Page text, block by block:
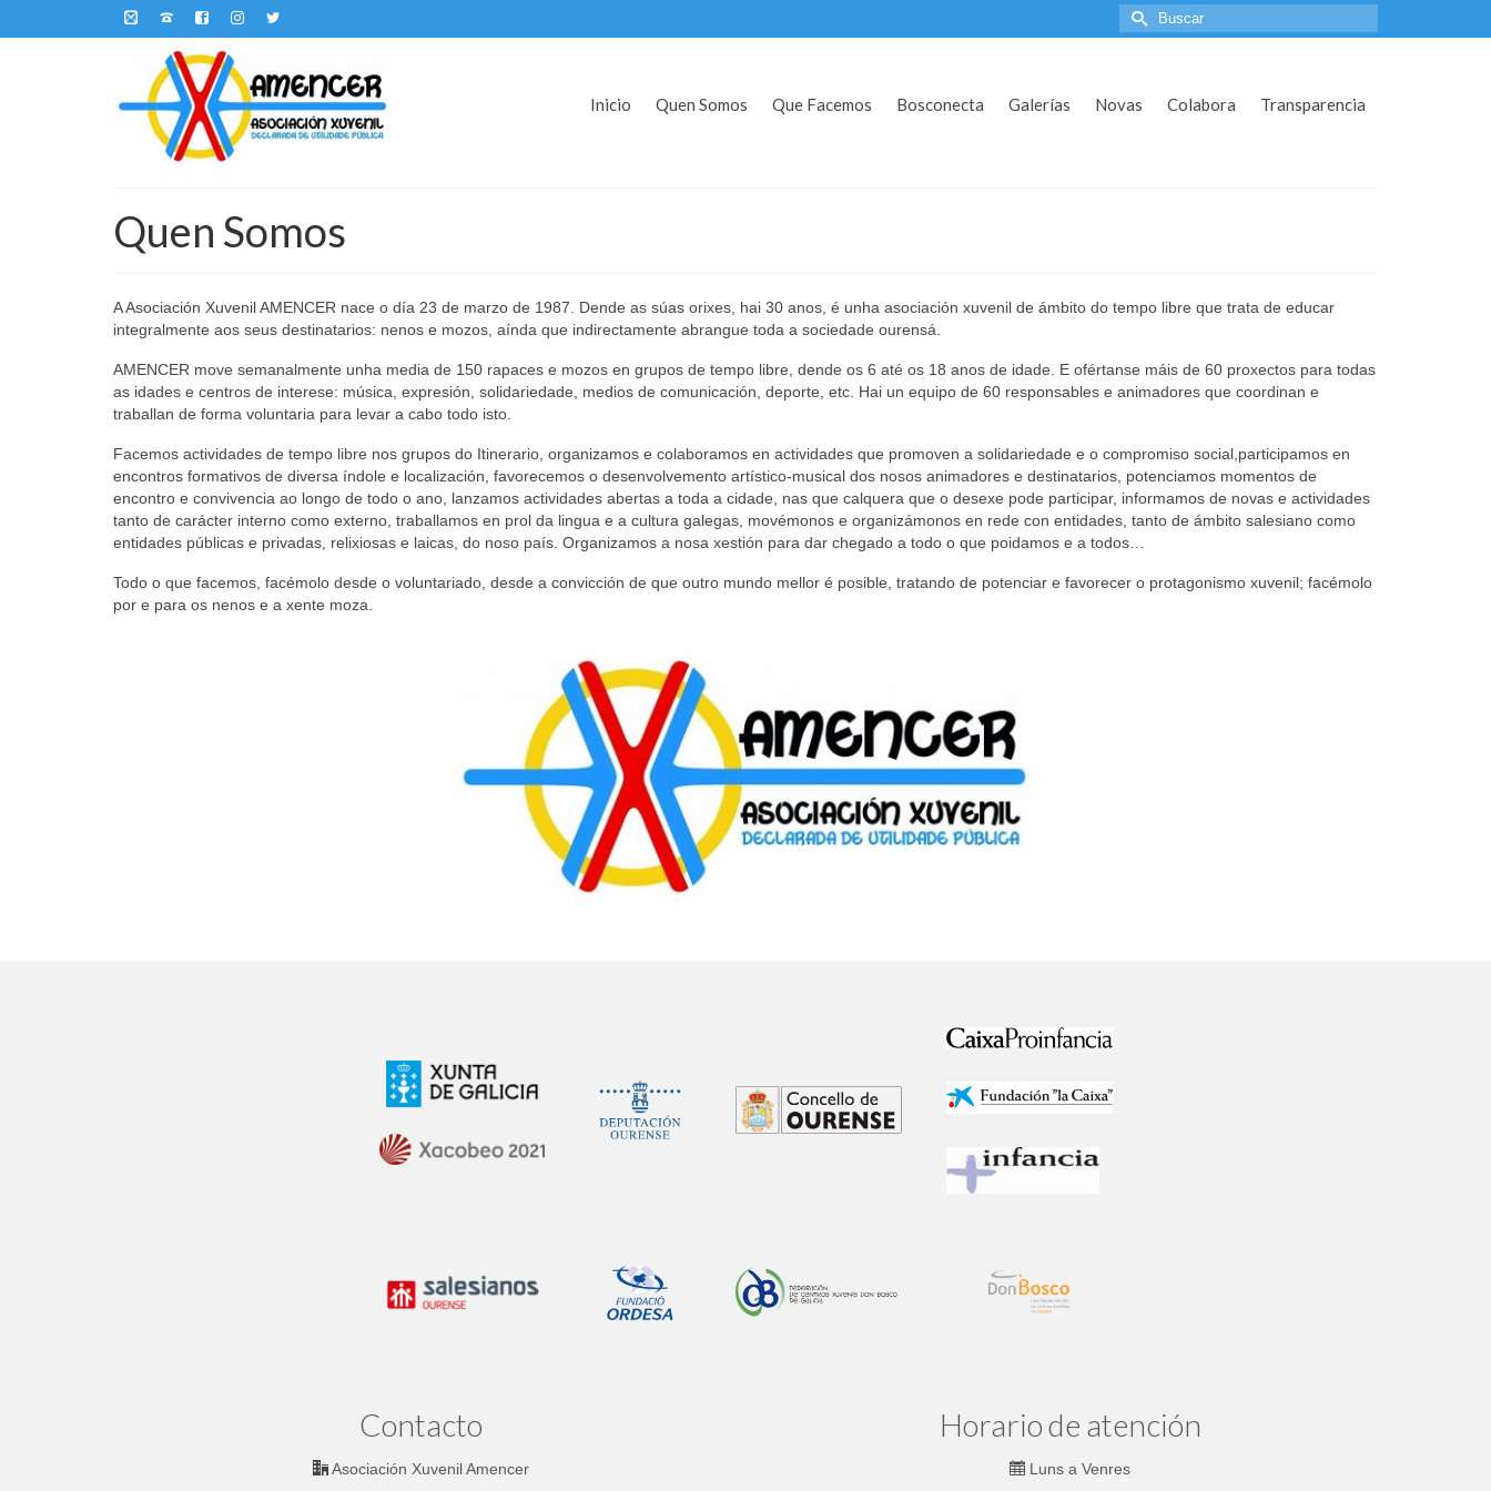
Search
for:
Inicio Quen Somos Que Facemos Bosconecta Galerías Novas Colabora Transparencia
Quen Somos
A Asociación Xuvenil AMENCER nace o día 23 de marzo de 1987. Dende as súas orixes, hai 30 anos, é unha asociación xuvenil de ámbito do tempo libre que trata de educar
integralmente aos seus destinatarios: nenos e mozos, aínda que indirectamente abrangue toda a sociedade ourensá.
AMENCER move semanalmente unha media de 150 rapaces e mozos en grupos de tempo libre, dende os 6 até os 18 anos de idade. E ofértanse máis de 60 proxectos para todas
as idades e centros de interese: música, expresión, solidariedade, medios de comunicación, deporte, etc. Hai un equipo de 60 responsables e animadores que coordinan e
traballan de forma voluntaria para levar a cabo todo isto.
Facemos actividades de tempo libre nos grupos do Itinerario, organizamos e colaboramos en actividades que promoven a solidariedade e o compromiso social,participamos en
encontros formativos de diversa índole e localización, favorecemos o desenvolvemento artístico-musical dos nosos animadores e destinatarios, potenciamos momentos de
encontro e convivencia ao longo de todo o ano, lanzamos actividades abertas a toda a cidade, nas que calquera que o desexe pode participar, informamos de novas e actividades
tanto de carácter interno como externo, traballamos en prol da lingua e a cultura galegas, movémonos e organizámonos en rede con entidades, tanto de ámbito salesiano como
entidades públicas e privadas, relixiosas e laicas, do noso país. Organizamos a nosa xestión para dar chegado a todo o que poidamos e a todos…
Todo o que facemos, facémolo desde o voluntariado, desde a convicción de que outro mundo mellor é posible, tratando de potenciar e favorecer o protagonismo xuvenil; facémolo
por e para os nenos e a xente moza.
Contacto
Asociación Xuvenil Amencer
Horario de atención
Luns a Venres